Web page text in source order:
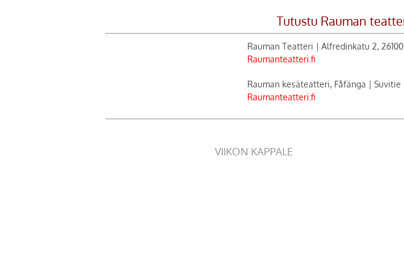
Tutustu Rauman
Rauman Teatteri | Alfredinkatu 2,
Raumanteatteri.fi
Rauman kesäteatteri, Fåfänga | Suvitie
Raumanteatteri.fi
VIIKON KAPPALE